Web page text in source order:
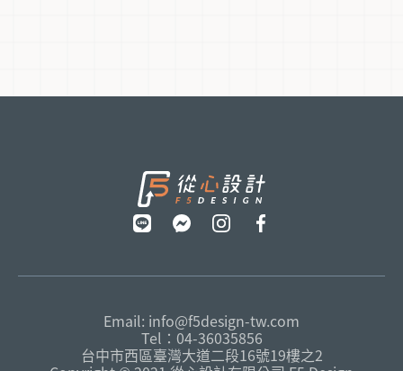
Email: info@f5design-tw.com
Tel：04-36035856
台中市西區臺灣大道二段16號19樓之2